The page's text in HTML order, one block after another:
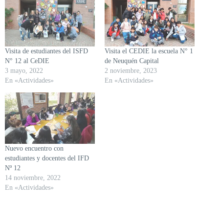
Visita de estudiantes del ISFD
N° 12 al CeDIE
3 mayo, 2022
En «Actividades»
Visita el CEDIE la escuela N° 1
de Neuquén Capital
2 noviembre, 2023
En «Actividades»
Nuevo encuentro con
estudiantes y docentes del IFD
Nº 12
14 noviembre, 2022
En «Actividades»